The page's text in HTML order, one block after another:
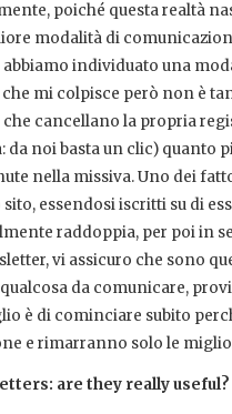
poiché questa realtà
modalità di
individuato una
che mi colpisce però non è
cancellano la propria
da noi basta un clic) quanto
nella missiva. Uno dei
essendosi iscritti su di
raddoppia, per poi in
vi assicuro che sono
qualcosa da comunicare,
è di cominciare subito
e rimarranno solo le
are they really useful?